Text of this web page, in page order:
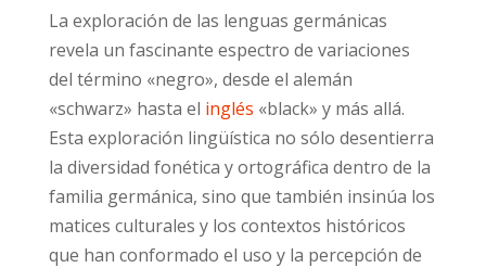
La exploración de las lenguas germánicas
revela un fascinante espectro de variaciones
del término «negro», desde el alemán
«schwarz» hasta el inglés «black» y más allá.
Esta exploración lingüística no sólo desentierra
la diversidad fonética y ortográfica dentro de la
familia germánica, sino que también insinúa los
matices culturales y los contextos históricos
que han conformado el uso y la percepción de